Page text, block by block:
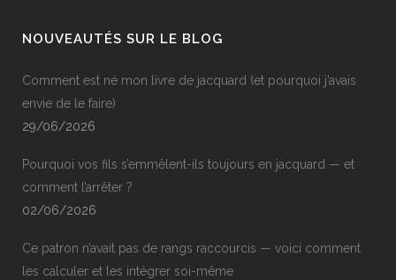
NOUVEAUTÉS SUR LE BLOG
Comment est né mon livre de jacquard (et pourquoi j’avais
envie de le faire)
29/06/2026
Pourquoi vos fils s’emmêlent-ils toujours en jacquard — et
comment l’arrêter ?
02/06/2026
Ce patron n’avait pas de rangs raccourcis — voici comment
les calculer et les intégrer soi-même